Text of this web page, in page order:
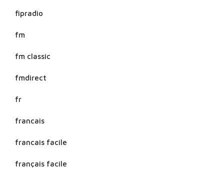
fipradio
fm
fm classic
fmdirect
fr
francais
francais facile
français facile